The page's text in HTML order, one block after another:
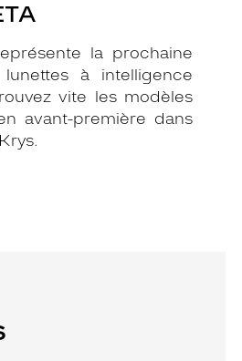
la prochaine
à intelligence
vite les modèles
avant-première dans